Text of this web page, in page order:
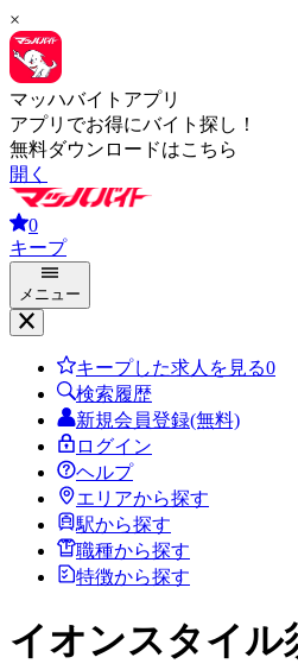
×
マッハバイトアプリ
アプリでお得にバイト探し！
無料ダウンロードはこちら
開く
0
キープ
メニュー
キープした求人を見る0
検索履歴
新規会員登録(無料)
ログイン
ヘルプ
エリアから探す
駅から探す
職種から探す
特徴から探す
イオンスタイ